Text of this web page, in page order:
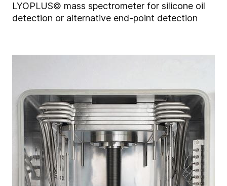
LYOPLUS© mass spectrometer for silicone oil
detection or alternative end-point detection